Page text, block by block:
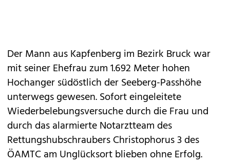
Der Mann aus Kapfenberg im Bezirk Bruck war
mit seiner Ehefrau zum 1.692 Meter hohen
Hochanger südöstlich der Seeberg-Passhöhe
unterwegs gewesen. Sofort eingeleitete
Wiederbelebungsversuche durch die Frau und
durch das alarmierte Notarztteam des
Rettungshubschraubers Christophorus 3 des
ÖAMTC am Unglücksort blieben ohne Erfolg.